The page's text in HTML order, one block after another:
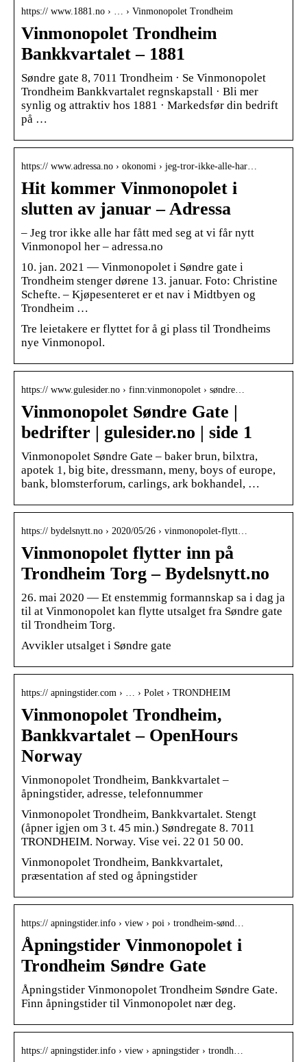
https:// www.1881.no › … › Vinmonopolet Trondheim
Vinmonopolet Trondheim
Bankkvartalet – 1881
Søndre gate 8, 7011 Trondheim · Se Vinmonopolet
Trondheim Bankkvartalet regnskapstall · Bli mer
synlig og attraktiv hos 1881 · Markedsfør din bedrift
på …
https:// www.adressa.no › okonomi › jeg-tror-ikke-alle-har…
Hit kommer Vinmonopolet i
slutten av januar – Adressa
– Jeg tror ikke alle har fått med seg at vi får nytt
Vinmonopol her – adressa.no
10. jan. 2021 — Vinmonopolet i Søndre gate i
Trondheim stenger dørene 13. januar. Foto: Christine
Schefte. – Kjøpesenteret er et nav i Midtbyen og
Trondheim …
Tre leietakere er flyttet for å gi plass til Trondheims
nye Vinmonopol.
https:// www.gulesider.no › finn:vinmonopolet › søndre…
Vinmonopolet Søndre Gate |
bedrifter | gulesider.no | side 1
Vinmonopolet Søndre Gate – baker brun, bilxtra,
apotek 1, big bite, dressmann, meny, boys of europe,
bank, blomsterforum, carlings, ark bokhandel, …
https:// bydelsnytt.no › 2020/05/26 › vinmonopolet-flytt…
Vinmonopolet flytter inn på
Trondheim Torg – Bydelsnytt.no
26. mai 2020 — Et enstemmig formannskap sa i dag ja
til at Vinmonopolet kan flytte utsalget fra Søndre gate
til Trondheim Torg.
Avvikler utsalget i Søndre gate
https:// apningstider.com › … › Polet › TRONDHEIM
Vinmonopolet Trondheim,
Bankkvartalet – OpenHours
Norway
Vinmonopolet Trondheim, Bankkvartalet –
åpningstider, adresse, telefonnummer
Vinmonopolet Trondheim, Bankkvartalet. Stengt
(åpner igjen om 3 t. 45 min.) Søndregate 8. 7011
TRONDHEIM. Norway. Vise vei. 22 01 50 00.
Vinmonopolet Trondheim, Bankkvartalet,
præsentation af sted og åpningstider
https:// apningstider.info › view › poi › trondheim-sønd…
Åpningstider Vinmonopolet i
Trondheim Søndre Gate
Åpningstider Vinmonopolet Trondheim Søndre Gate.
Finn åpningstider til Vinmonopolet nær deg.
https:// apningstider.info › view › apningstider › trondh…